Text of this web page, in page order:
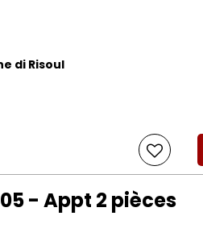
di Risoul
- Appt 2 pièces